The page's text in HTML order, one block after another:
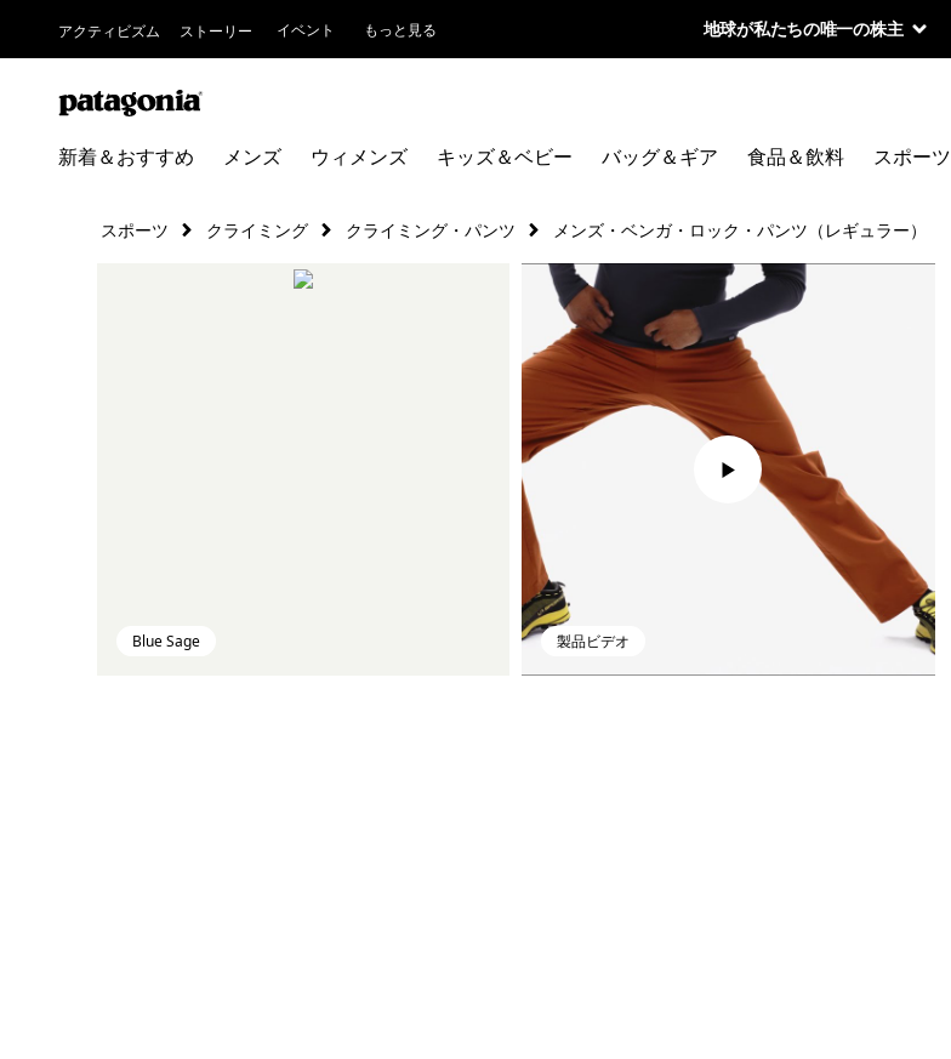
アクティビズム ストーリー イベント もっと見る 地球が私たちの唯一の株主
新着＆おすすめ メンズ ウィメンズ キッズ＆ベビー バッグ＆ギア 食品＆飲料 スポーツ
スポーツ クライミング クライミング・パンツ メンズ・ベンガ・ロック・パンツ（レギュラー）
Blue Sage 製品ビデオ